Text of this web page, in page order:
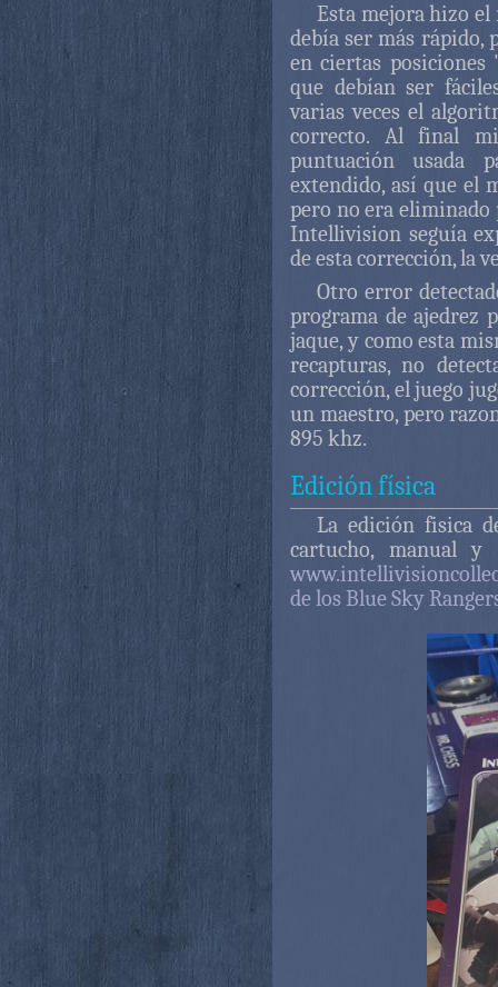
Esta mejora hizo
debía ser más rápido,
en ciertas posiciones
que debían ser
varias veces el
correcto. Al final
puntuación usada
extendido, así que el
pero no era
Intellivision seguía
de esta corrección, la
Otro error
programa de ajedrez
jaque, y como esta
recapturas, no
corrección, el juego
un maestro, pero
895 khz.
Edición física
La edición fisica
cartucho, manual y
de los Blue Sky